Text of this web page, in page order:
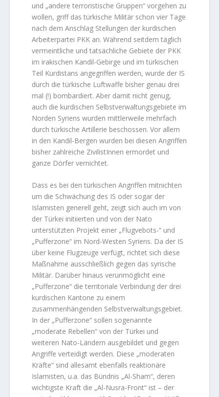
und „andere terroristische Gruppen“ vorgehen zu
wollen, griff das türkische Militär schon vier Tage
nach dem Anschlag Stellungen der kurdischen
Arbeiterpartei PKK an. Während seitdem täglich
vermeintliche und tatsächliche Gebiete der PKK
im irakischen Kandil-Gebirge und im türkischen
Teil Kurdistans angegriffen werden, wurde der IS
durch die türkische Luftwaffe bisher genau drei
mal (!) bombardiert. Aber damit nicht genug,
auch die kurdischen Selbstverwaltungsgebiete im
Norden Syriens wurden mittlerweile mehrfach
durch türkische Artillerie beschossen. Vor allem
in den Kandil-Bergen wurden bei diesen Angriffen
bisher zahlreiche ZivilistInnen ermordet und
ganze Dörfer vernichtet.
Dass es bei den türkischen Angriffen mitnichten
um die Schwächung des IS oder sogar der
Islamisten generell geht, zeigt sich auch im von
der Türkei initiierten und von der Nato
unterstützten Projekt einer „Flugvebots-“ und
„Pufferzone“ im Nord-Westen Syriens. Da der IS
über keine Flugzeuge verfügt, richtet sich diese
Maßnahme ausschließlich gegen das syrische
Militär. Darüber hinaus verunmöglicht eine
„Pufferzone“ die territoriale Verbindung der drei
kurdischen Kantone zu einem
zusammenhängenden Selbstverwaltungsgebiet.
In der „Pufferzone“ sollen sogenannte
„moderate Rebellen“ von der Türkei und
weiteren Nato-Ländern ausgebildet und gegen
Angriffe verteidigt werden. Diese „moderaten
Kräfte“ sind allesamt ebenfalls reaktionäre
Islamisten, u.a. das Bündnis „Al-Sham“, deren
wichtigste Kraft die „Al-Nusra-Front“ ist – der